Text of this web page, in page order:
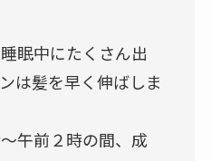
眠中にたくさん出
は髪を早く伸ばしま
午前２時の間、成